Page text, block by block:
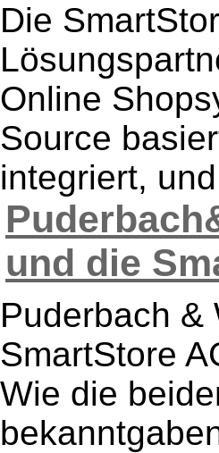
Die
Online
Source
integriert,
und die
Puderbach &
SmartStore
Wie die